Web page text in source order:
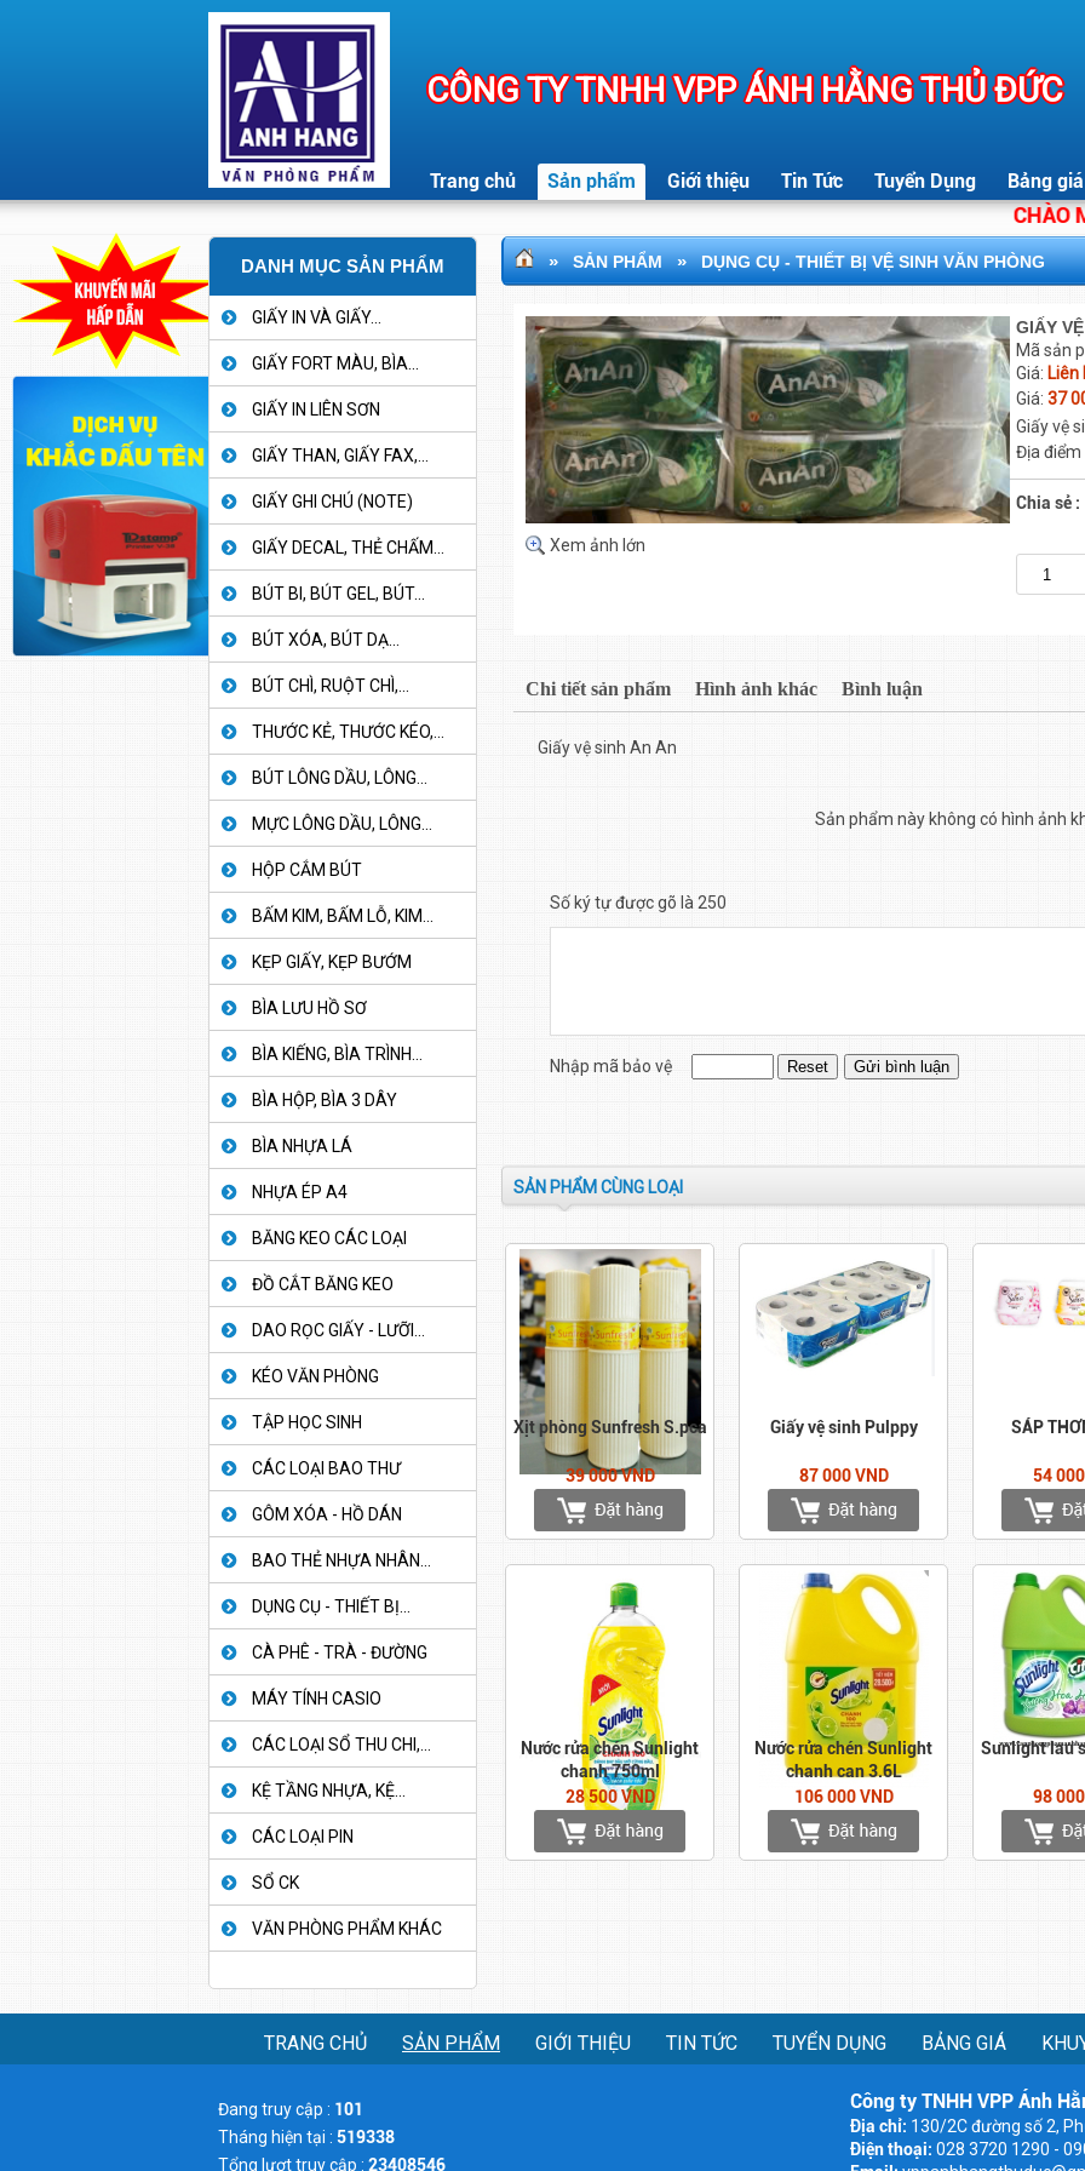
CÔNG TY TNHH VPP ÁNH HẰNG THỦ ĐỨC
Trang chủ Sản phẩm Giới thiệu Tin Tức Tuyển Dụng Bảng giá
CHÀO
DANH MỤC SẢN PHẨM
GIẤY IN VÀ GIẤY...
GIẤY FORT MÀU, BÌA...
GIẤY IN LIÊN SƠN
GIẤY THAN, GIẤY FAX,...
GIẤY GHI CHÚ (NOTE)
GIẤY DECAL, THẺ CHẤM...
BÚT BI, BÚT GEL, BÚT...
BÚT XÓA, BÚT DẠ...
BÚT CHÌ, RUỘT CHÌ,...
THƯỚC KẺ, THƯỚC KÉO,...
BÚT LÔNG DẦU, LÔNG...
MỰC LÔNG DẦU, LÔNG...
HỘP CẮM BÚT
BẤM KIM, BẤM LỖ, KIM...
KẸP GIẤY, KẸP BƯỚM
BÌA LƯU HỒ SƠ
BÌA KIẾNG, BÌA TRÌNH...
BÌA HỘP, BÌA 3 DÂY
BÌA NHỰA LÁ
NHỰA ÉP A4
BĂNG KEO CÁC LOẠI
ĐỒ CẮT BĂNG KEO
DAO RỌC GIẤY - LƯỠI...
KÉO VĂN PHÒNG
TẬP HỌC SINH
CÁC LOẠI BAO THƯ
GÔM XÓA - HỒ DÁN
BAO THẺ NHỰA NHÂN...
DỤNG CỤ - THIẾT BỊ...
CÀ PHÊ - TRÀ - ĐƯỜNG
MÁY TÍNH CASIO
CÁC LOẠI SỔ THU CHI,...
KỆ TẦNG NHỰA, KỆ...
CÁC LOẠI PIN
SỔ CK
VĂN PHÒNG PHẨM KHÁC
» SẢN PHẨM » DỤNG CỤ - THIẾT BỊ VỆ SINH VĂN PHÒNG
Xem ảnh lớn
GIẤY
Mã sản
Giá: Liên
Giá: 37
Giấy vệ
Địa điểm
Chia sẻ :
Chi tiết sản phẩm Hình ảnh khác Bình luận
Giấy vệ sinh An An
Sản phẩm này không có hình ảnh
Số ký tự được gõ là 250
Nhập mã bảo vệ
SẢN PHẨM CÙNG LOẠI
Xịt phòng Sunfresh S.pca
39 000 VND
Giấy vệ sinh Pulppy
87 000 VND
SÁP
54
Nước rửa chén Sunlight
chanh 750ml
28 500 VND
Nước rửa chén Sunlight
chanh can 3.6L
106 000 VND
Sunlight lau
98
TRANG CHỦ SẢN PHẨM GIỚI THIỆU TIN TỨC TUYỂN DỤNG BẢNG GIÁ
Đang truy cập : 101
Tháng hiện tại : 519338
Tổng lượt truy cập : 23408546
Công ty TNHH VPP Ánh
Địa chỉ: 130/2C đường số 2,
Điện thoại: 028 3720 1290 -